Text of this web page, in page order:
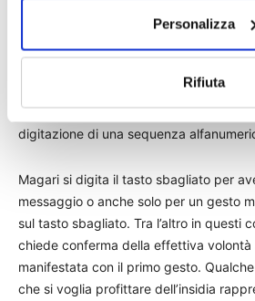
Personalizza
Rifiuta
operazione non è idonea a costituire
dei successivi trattamenti, in ragione
dell’elemento dell’inequivocabilità del
(che non sembra poter essere
digitazione di una sequenza
Magari si digita il tasto sbagliato per
messaggio o anche solo per un gesto
sul tasto sbagliato. Tra l’altro in questi
chiede conferma della effettiva
manifestata con il primo gesto.
che si voglia profittare dell’insidia